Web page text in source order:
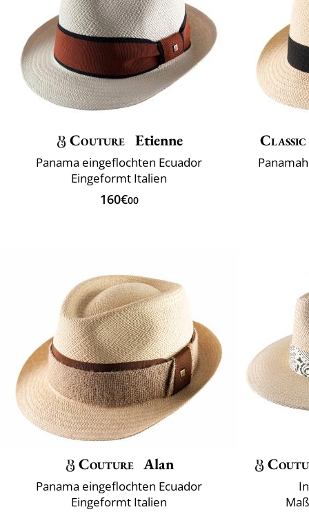
Couture Etienne
Panama eingeflochten Ecuador
Eingeformt Italien
160€00
Couture Alan
Panama eingeflochten Ecuador
Eingeformt Italien